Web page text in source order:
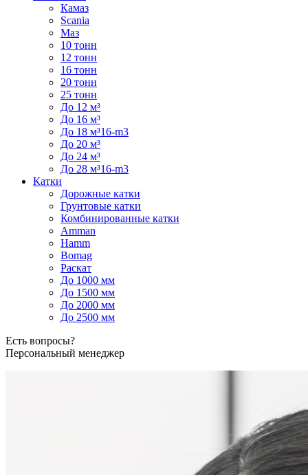
Камаз
Scania
Маз
10 тонн
12 тонн
16 тонн
20 тонн
25 тонн
До 12 м³
До 16 м³
До 18 м³16-m3
До 20 м³
До 24 м³
До 28 м³16-m3
Катки
Дорожные катки
Грунтовые катки
Комбинированные катки
Amman
Hamm
Bomag
Раскат
До 1000 мм
До 1500 мм
До 2000 мм
До 2500 мм
Есть вопросы?
Персональный менеджер